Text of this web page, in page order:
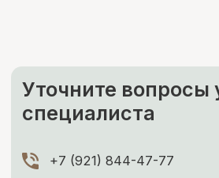
Разгрузка пиломатериалов
нашими грузчиками
В нашей компании погрузка товаров идет
Быстро Бережно